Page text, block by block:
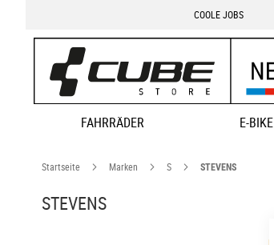
COOLE JOBS
FAHRRÄDER E-BIKE
Startseite Marken S STEVENS
STEVENS